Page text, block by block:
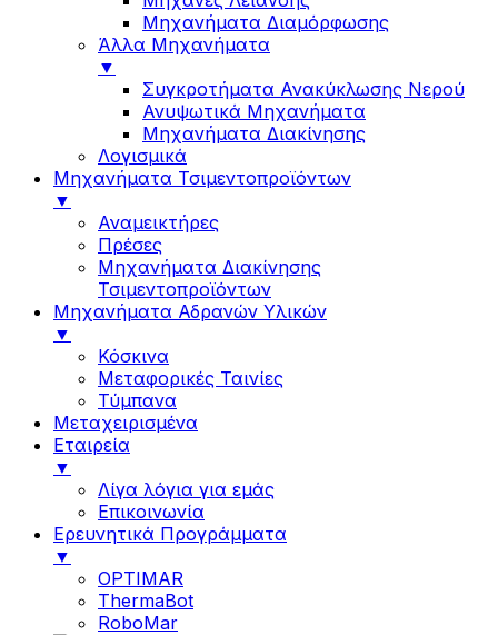
Μηχανήματα Διαμόρφωσης
Άλλα Μηχανήματα
▼
Συγκροτήματα Ανακύκλωσης Νερού
Ανυψωτικά Μηχανήματα
Μηχανήματα Διακίνησης
Λογισμικά
Μηχανήματα Τσιμεντοπροϊόντων
▼
Αναμεικτήρες
Πρέσες
Μηχανήματα Διακίνησης
Τσιμεντοπροϊόντων
Μηχανήματα Αδρανών Υλικών
▼
Κόσκινα
Μεταφορικές Ταινίες
Τύμπανα
Μεταχειρισμένα
Εταιρεία
▼
Λίγα λόγια για εμάς
Επικοινωνία
Ερευνητικά Προγράμματα
▼
OPTIMAR
ThermaBot
RoboMar